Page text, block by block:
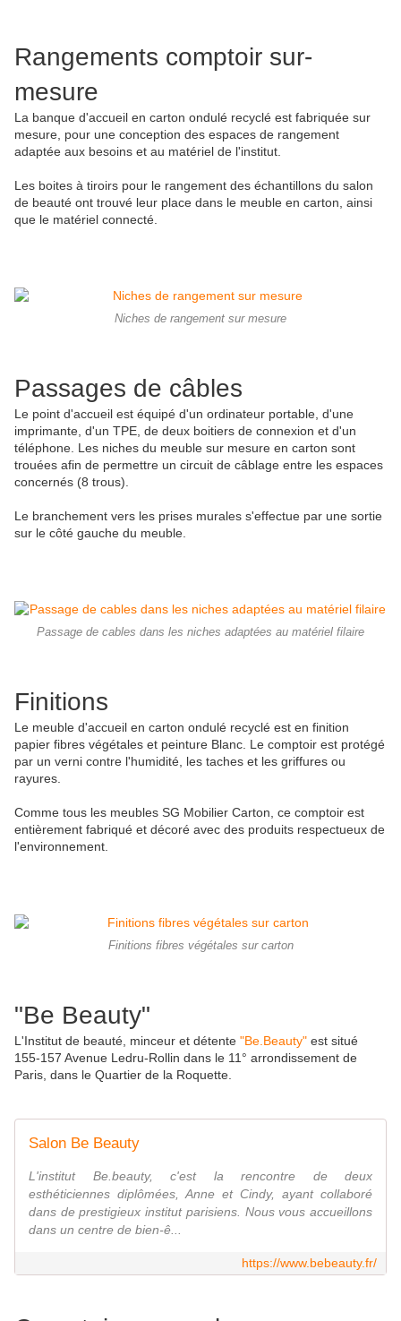
Rangements comptoir sur-
mesure
La banque d'accueil en carton ondulé recyclé est fabriquée sur
mesure, pour une conception des espaces de rangement
adaptée aux besoins et au matériel de l'institut.
Les boites à tiroirs pour le rangement des échantillons du salon
de beauté ont trouvé leur place dans le meuble en carton, ainsi
que le matériel connecté.
Niches de rangement sur mesure
Passages de câbles
Le point d'accueil est équipé d'un ordinateur portable, d'une
imprimante, d'un TPE, de deux boitiers de connexion et d'un
téléphone. Les niches du meuble sur mesure en carton sont
trouées afin de permettre un circuit de câblage entre les espaces
concernés (8 trous).
Le branchement vers les prises murales s'effectue par une sortie
sur le côté gauche du meuble.
Passage de cables dans les niches adaptées au matériel filaire
Finitions
Le meuble d'accueil en carton ondulé recyclé est en finition
papier fibres végétales et peinture Blanc. Le comptoir est protégé
par un verni contre l'humidité, les taches et les griffures ou
rayures.
Comme tous les meubles SG Mobilier Carton, ce comptoir est
entièrement fabriqué et décoré avec des produits respectueux de
l'environnement.
Finitions fibres végétales sur carton
"Be Beauty"
L'Institut de beauté, minceur et détente "Be.Beauty" est situé
155-157 Avenue Ledru-Rollin dans le 11° arrondissement de
Paris, dans le Quartier de la Roquette.
Salon Be Beauty
L'institut Be.beauty, c'est la rencontre de deux
esthéticiennes diplômées, Anne et Cindy, ayant collaboré
dans de prestigieux institut parisiens. Nous vous accueillons
dans un centre de bien-ê...
https://www.bebeauty.fr/